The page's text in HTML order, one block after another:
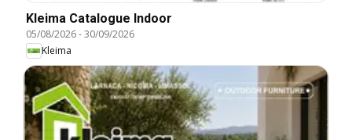
Kleima Catalogue Indoor
05/08/2026-30/09/2026
Kleima